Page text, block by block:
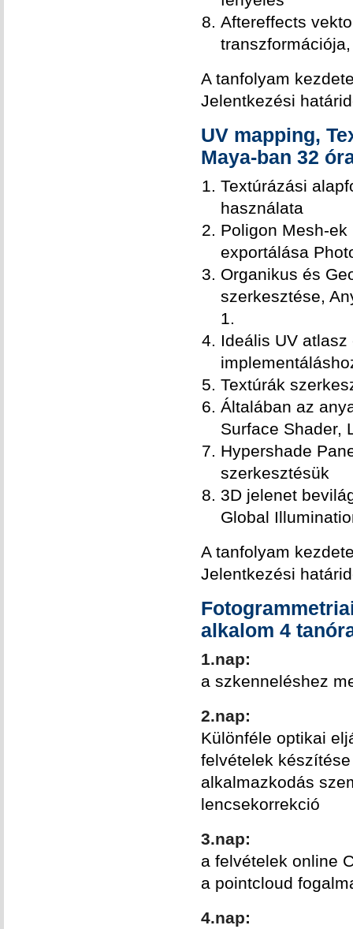
Aftereffects
A tanfolyam
Jelentkezési
UV mapping,
Maya-ban 32
Textúrázási
használata
Poligon Mesh-
exportálása
Organikus és
szerkesztése,
1.
Ideális UV
Textúrák
Általában az
Surface Shader,
Hypershade
szerkesztésük
3D jelenet
Global
A tanfolyam
Jelentkezési
alkalom 4
1.nap:
a szkenneléshez
2.nap:
Különféle optikai
felvételek
alkalmazkodás
lencsekorrekció
3.nap:
a felvételek online
a pointcloud
4.nap: